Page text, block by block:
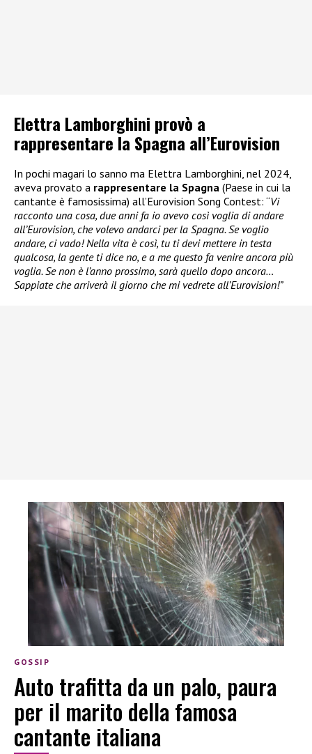
Elettra Lamborghini provò a
rappresentare la Spagna all’Eurovision
In pochi magari lo sanno ma Elettra Lamborghini, nel 2024,
aveva provato a rappresentare la Spagna (Paese in cui la
cantante è famosissima) all’Eurovision Song Contest: “Vi
racconto una cosa, due anni fa io avevo così voglia di andare
all’Eurovision, che volevo andarci per la Spagna. Se voglio
andare, ci vado! Nella vita è così, tu ti devi mettere in testa
qualcosa, la gente ti dice no, e a me questo fa venire ancora più
voglia. Se non è l’anno prossimo, sarà quello dopo ancora…
Sappiate che arriverà il giorno che mi vedrete all’Eurovision!”
GOSSIP
Auto trafitta da un palo, paura
per il marito della famosa
cantante italiana